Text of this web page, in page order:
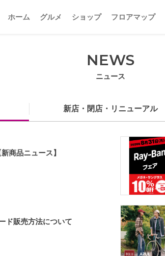
ホーム グルメ ショップ フロアマップ
NEWS
ニュース
新店・閉店・リニューアル
商品ニュース】
ド販売方法について